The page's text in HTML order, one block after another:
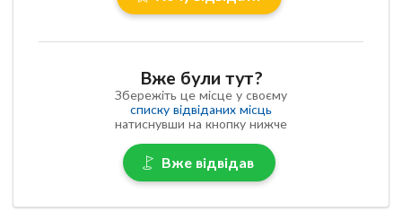
Вже були тут?
Збережіть це місце у своєму
списку відвіданих місць
натиснувши на кнопку нижче
Вже відвідав